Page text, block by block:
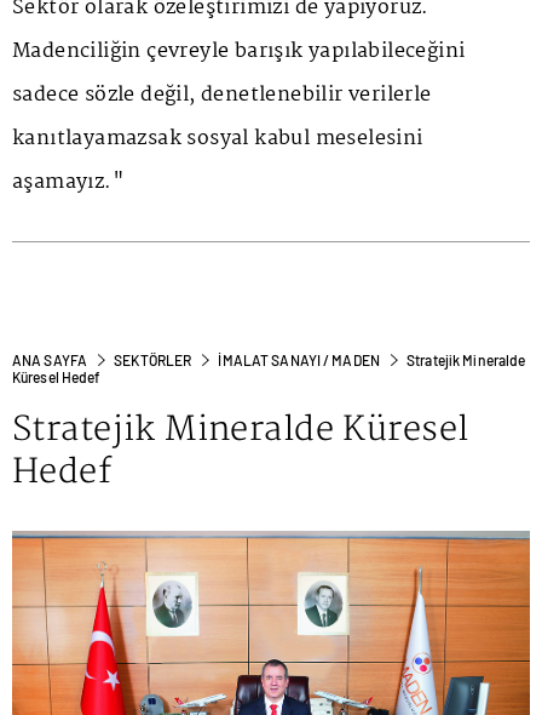
Sektör olarak özeleştirimizi de yapıyoruz.
Madenciliğin çevreyle barışık yapılabileceğini
sadece sözle değil, denetlenebilir verilerle
kanıtlayamazsak sosyal kabul meselesini
aşamayız."
ANA SAYFA SEKTÖRLER İMALAT SANAYI / MADEN
Stratejik Mineralde
Küresel Hedef
Stratejik Mineralde Küresel
Hedef